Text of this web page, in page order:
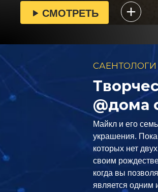
СМОТРЕТЬ
@дома
Майкл и его
украшения.
которых нет
своим
когда вы
является одним